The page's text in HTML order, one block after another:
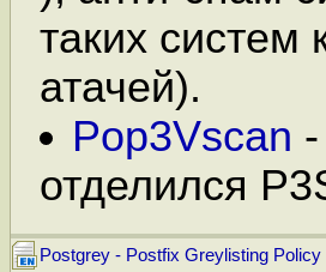
таких систем
атачей).
Pop3Vscan
отделился
Postgrey - Postfix Greylisting Policy